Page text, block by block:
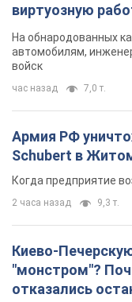
виртуозную
На обнародованных
автомобилям,
войск
час назад 7,0 т.
Армия РФ
Schubert в
Когда предприятие
2 часа назад 9,3 т.
Киево-
"монстром"?
отказались